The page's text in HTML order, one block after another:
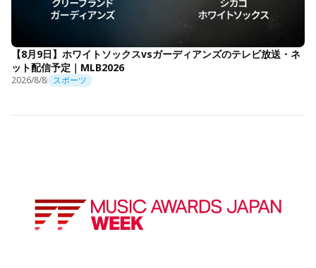
【8月9日】ホワイトソックスvsガーディアンズのテレビ放送・ネ
ット配信予定｜MLB2026
2026/8/8 スポーツ